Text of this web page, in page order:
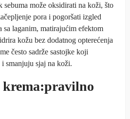
sebuma može oksidirati na koži, što
pora i pogoršati izgled
sa laganim, matirajućim efektom
kožu bez dodatnog opterećenja
često sadrže sastojke koji
smanjuju sjaj na koži.